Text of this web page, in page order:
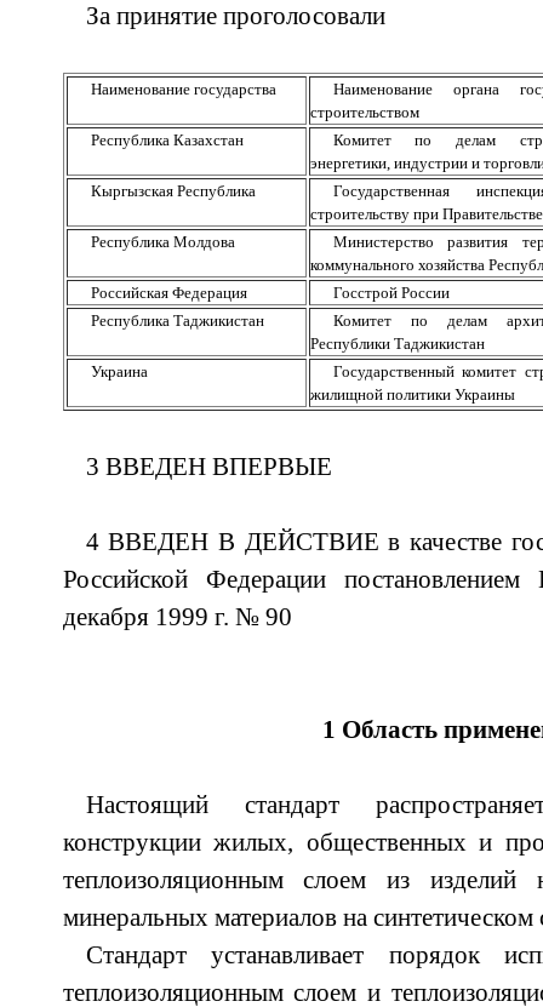
За принятие проголосовали
Наименование государства
Наименование органа
строительством
Республика Казахстан
Комитет по делам
энергетики, индустрии и
Кыргызская Республика
Государственная
строительству при
Республика Молдова
Министерство развития
коммунального хозяйства
Российская Федерация
Госстрой России
Республика Таджикистан
Комитет по делам
Республики Таджикистан
Украина
Государственный комитет
жилищной политики Украины
3 ВВЕДЕН ВПЕРВЫЕ
4 ВВЕДЕН В ДЕЙСТВИЕ в качестве
Российской Федерации
декабря 1999 г. № 90
1 Область
Настоящий стандарт
конструкции жилых, общественных и
теплоизоляционным слоем из изделий
минеральных материалов на
Стандарт устанавливает порядок
теплоизоляционным слоем и